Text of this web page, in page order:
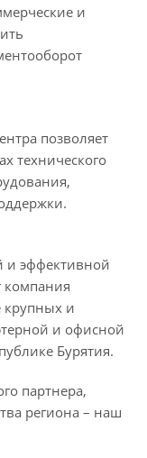
и
позволяет
технического
и эффективной
компания
и
и офисной
Бурятия.
партнера,
региона – наш